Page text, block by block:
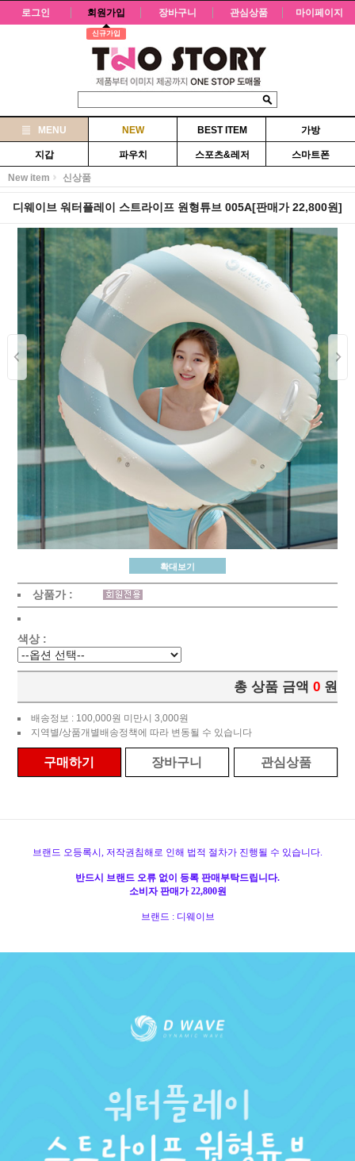
로그인 회원가입
신규가입
장바구니 관심상품 마이페이지
MENU NEW BEST ITEM 가방
지갑 파우치 스포츠&레저 스마트폰
New item 신상품
디웨이브 워터플레이 스트라이프 원형튜브 005A[판매가 22,800원]
확대보기
상품가 :
색상 :
총 상품 금액 0 원
배송정보 : 100,000원 미만시 3,000원
지역별/상품개별배송정책에 따라 변동될 수 있습니다
구매하기 장바구니 관심상품
브랜드 오등록시, 저작권침해로 인해 법적 절차가 진행될 수 있습니다.
반드시 브랜드 오류 없이 등록 판매부탁드립니다.
소비자 판매가 22,800원
브랜드 : 디웨이브